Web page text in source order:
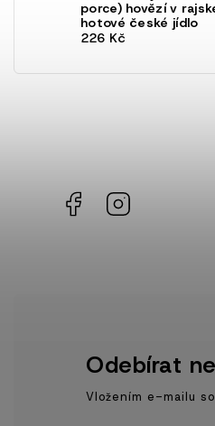
porce) hovězí v
hotové české jídlo
226 Kč
Facebook
Odebírat
Vložením e-mailu